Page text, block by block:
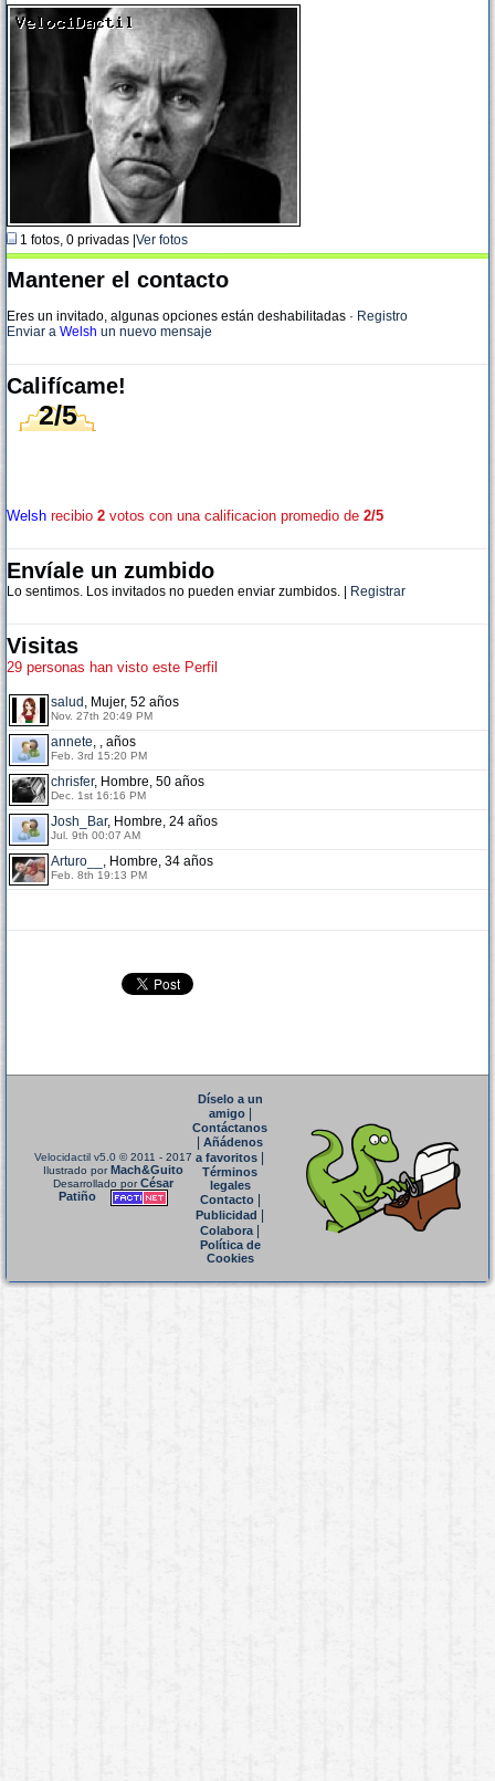
1 fotos, 0 privadas | Ver fotos
Mantener el contacto
Eres un invitado, algunas opciones están deshabilitadas · Registro
Enviar a Welsh un nuevo mensaje
Califícame!
2/5
Welsh recibio 2 votos con una calificacion promedio de 2/5
Envíale un zumbido
Lo sentimos. Los invitados no pueden enviar zumbidos. | Registrar
Visitas
29 personas han visto este Perfil
salud , Mujer, 52 años
Nov. 27th 20:49 PM
annete, , años
Feb. 3rd 15:20 PM
chrisfer, Hombre, 50 años
Dec. 1st 16:16 PM
Josh_Bar, Hombre, 24 años
Jul. 9th 00:07 AM
Arturo__ , Hombre, 34 años
Feb. 8th 19:13 PM
Velocidactil v5.0 © 2011 - 2017
Ilustrado porMach&Guito
Desarrollado porCésar
Patiño
Díselo a un
amigo|
Contáctanos
Añádenos
a favoritos
Términos
legales
Contacto|
Publicidad
Colabora|
Política de
Cookies